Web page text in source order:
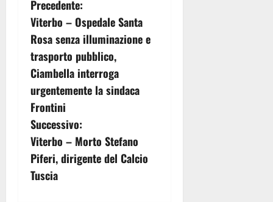
N
a
v
i
g
a
z
i
Precedente:
Viterbo – Ospedale Santa
Rosa senza illuminazione e
trasporto pubblico,
Ciambella interroga
urgentemente la sindaca
Frontini
Successivo:
Viterbo – Morto Stefano
Piferi, dirigente del Calcio
Tuscia